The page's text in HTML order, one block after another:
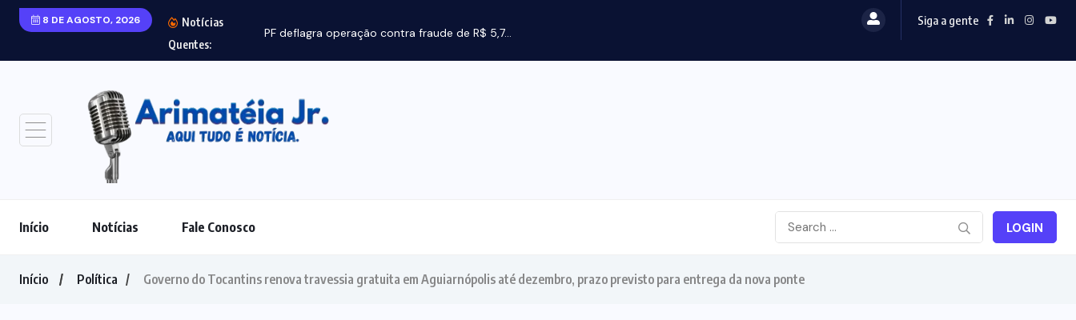
8 DE AGOSTO, 2026
Notícias
Quentes:
PF deflagra operação contra fraude de R$ 5,7...
Siga a gente
Início Notícias Fale Conosco LOGIN
Início Política Governo do Tocantins renova travessia gratuita em Aguiarnópolis até dezembro, prazo previsto para entrega da nova ponte